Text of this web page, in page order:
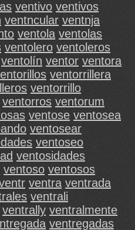
ventivo ventivos
ventncular ventnja
ventola ventolas
ventolero ventoleros
ventolín ventor ventora
ventorrillera
ventorrillo
ventorros ventorum
ventose ventosea
ventosear
ventoseo
ventosidades
ventoso ventosos
ventra ventrada
ventrali
ventrally ventralmente
ventregadas